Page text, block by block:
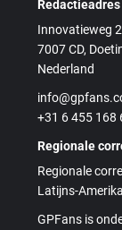
Redactieadres
Innovatieweg
7007 CD,
Nederland
+31 6 455 168
Regionale
Regionale
Latijns-
GPFans is